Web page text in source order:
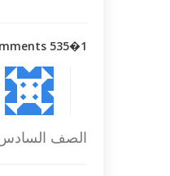
1�535 comments
الصف السادس